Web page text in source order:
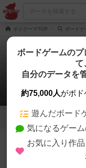
ボドゲーマTOP ボードゲ
1店の
2
フォッシリアンで遊ぶこと
店登録されています。公開
でログインすると、同じ都
ボードゲームの
て
自分のデータを
約75,000人がボド
遊んだボード
気になるゲー
お気に入り作